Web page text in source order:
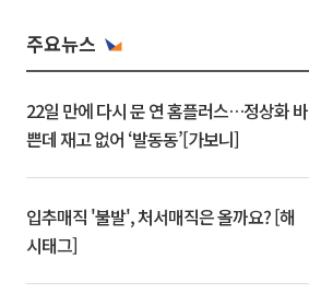
주요뉴스
22일 만에 다시 문 연 홈플러스…정상화 바
쁜데 재고 없어 ‘발동동’[가보니]
입추매직 '불발', 처서매직은 올까요? [해
시태그]